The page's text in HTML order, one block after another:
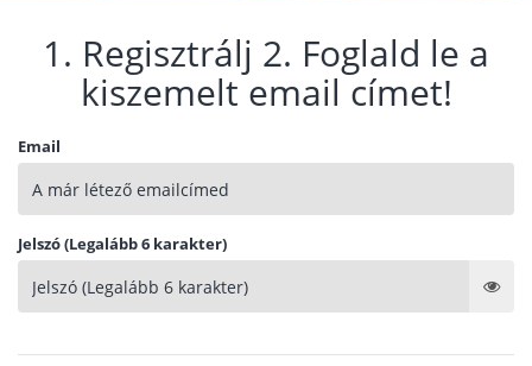
1. Regisztrálj 2. Foglald le a
kiszemelt email címet!
Email
Jelszó (Legalább 6 karakter)